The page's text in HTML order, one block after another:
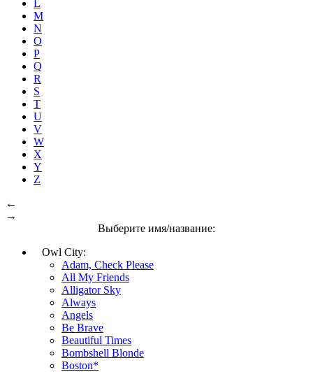
L
M
N
O
P
Q
R
S
T
U
V
W
X
Y
Z
←
→
Выберите имя/название:
Owl City:
Adam, Check Please
All My Friends
Alligator Sky
Always
Angels
Be Brave
Beautiful Times
Bombshell Blonde
Boston*